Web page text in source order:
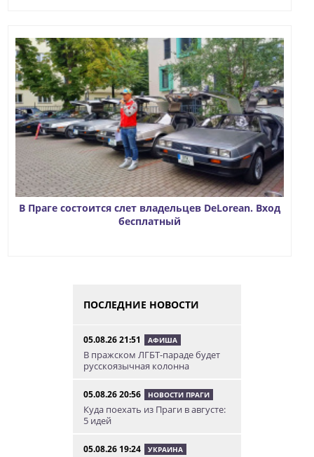
В Праге состоится слет владельцев DeLorean. Вход
бесплатный
ПОСЛЕДНИЕ НОВОСТИ
05.08.26 21:51 АФИША
В пражском ЛГБТ-параде будет
русскоязычная колонна
05.08.26 20:56 НОВОСТИ ПРАГИ
Куда поехать из Праги в августе:
5 идей
05.08.26 19:24 УКРАИНА